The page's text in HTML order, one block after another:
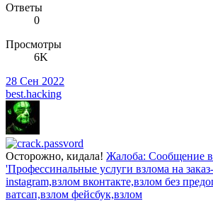
Ответы
0
Просмотры
6K
28 Сен 2022
best.hacking
Осторожно, кидала! Жалоба: Сообщение
'Профессинальные услуги взлома на
instagram,взлом вконтакте,взлом без
ватсап,взлом фейсбук,взлом